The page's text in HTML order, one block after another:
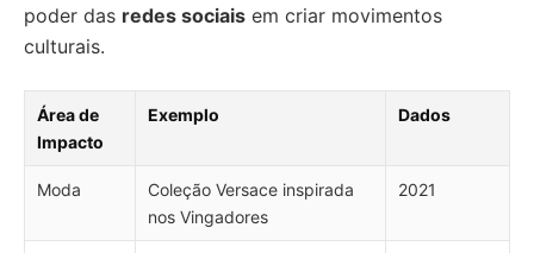
poder das redes sociais em criar movimentos
culturais.
Área de
Impacto
Exemplo Dados
Moda
Coleção Versace inspirada
nos Vingadores
2021